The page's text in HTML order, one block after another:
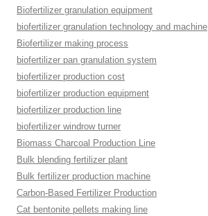
Biofertilizer granulation equipment
biofertilizer granulation technology and machine
Biofertilizer making process
biofertilizer pan granulation system
biofertilizer production cost
biofertilizer production equipment
biofertilizer production line
biofertilizer windrow turner
Biomass Charcoal Production Line
Bulk blending fertilizer plant
Bulk fertilizer production machine
Carbon-Based Fertilizer Production
Cat bentonite pellets making line